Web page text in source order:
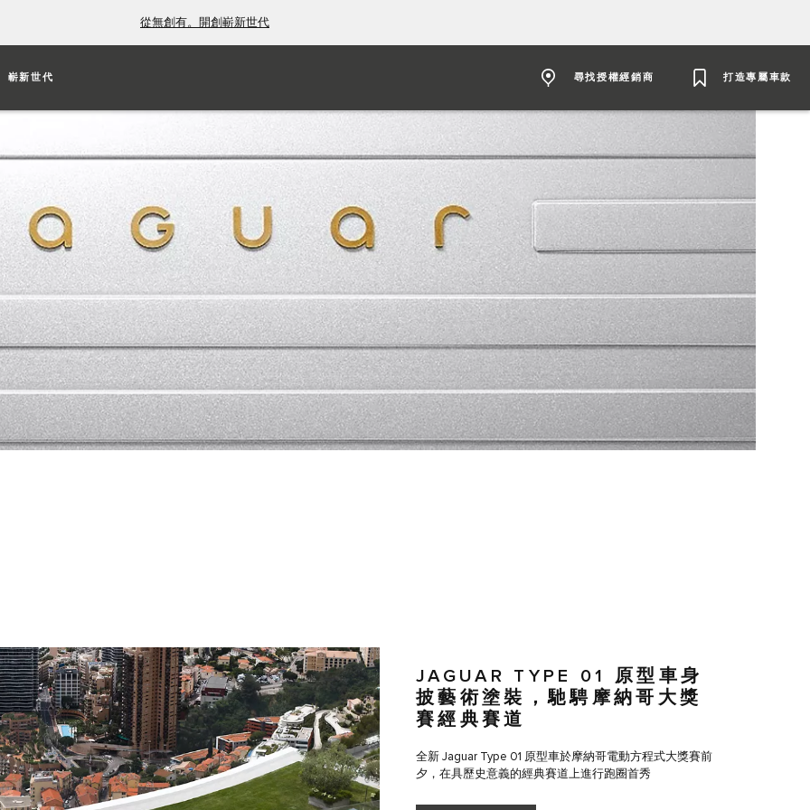
從無創有。開創嶄新世代
嶄新世代 尋找授權經銷商 打造專屬車款
JAGUAR TYPE 01 原型車身
披藝術塗裝，馳騁摩納哥大獎
賽經典賽道
全新 Jaguar Type 01 原型車於摩納哥電動方程式大獎賽前
夕，在具歷史意義的經典賽道上進行跑圈首秀